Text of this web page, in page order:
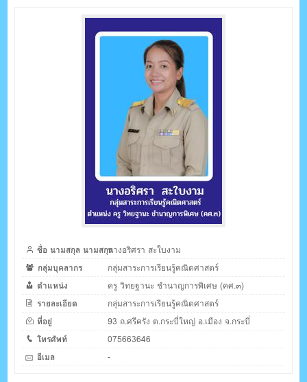
ชื่อ นามสกุล นามสกุลนางอริศรา สะใบงาม
กลุ่มบุคลากร
กลุ่มสาระการเรียนรู้คณิตศาสตร์
ตำแหน่ง
ครู วิทยฐานะ ชำนาญการพิเศษ (คศ.๓)
รายละเอียด
กลุ่มสาระการเรียนรู้คณิตศาสตร์
ที่อยู่
93 ถ.ศรีครัง ต.กระบี่ใหญ่ อ.เมือง จ.กระบี่
โทรศัพท์
075663646
อีเมล
-